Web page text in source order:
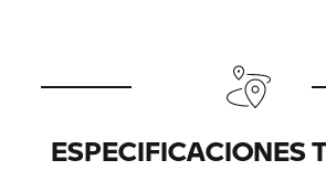
ESPECIFICACIONES